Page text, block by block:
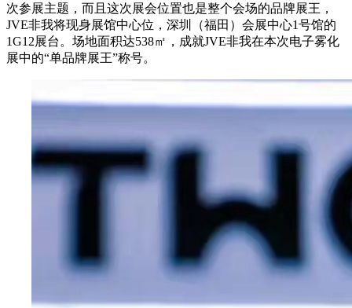
次参展主题，而且这次展会位置也是整个会场的品牌展王，
JVE非我将现身展馆中心位，深圳（福田）会展中心1号馆的
1G12展台。场地面积达538㎡，成就JVE非我在本次电子雾化
展中的“单品牌展王”称号。